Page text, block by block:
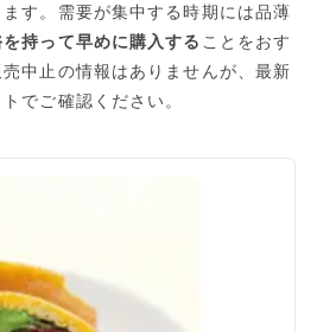
す。需要が集中する時期には品薄
持って早めに購入する ことをおす
中止の情報はありませんが、最新
でご確認ください。